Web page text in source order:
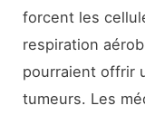
forcent les
respiration
pourraient offrir
tumeurs. Les